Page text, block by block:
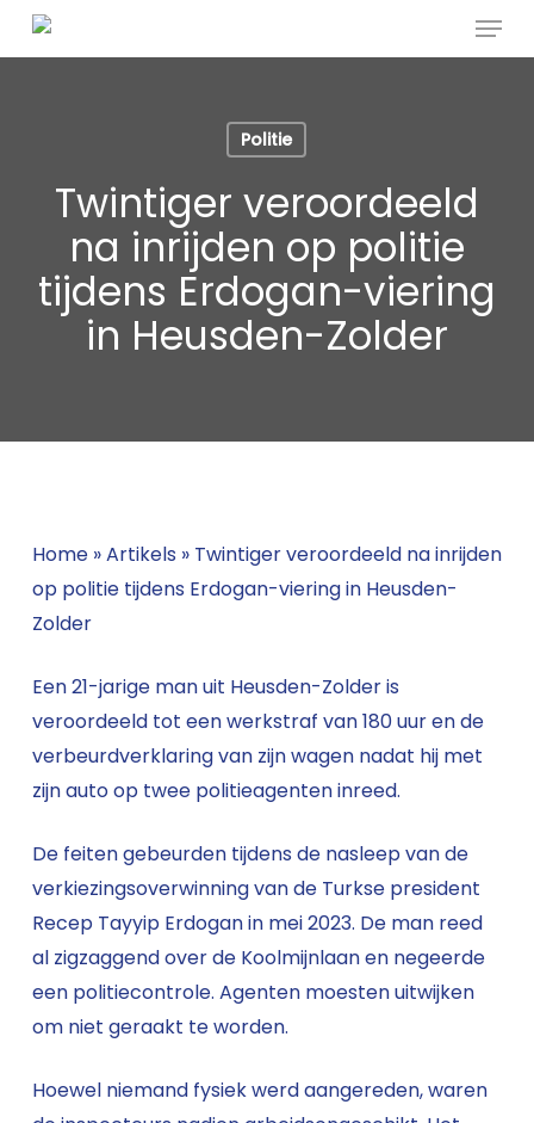
Skip
to
Menu
Politie
Twintiger veroordeeld
na inrijden op politie
tijdens Erdogan-viering
in Heusden-Zolder
Home»Artikels » Twintiger veroordeeld na inrijden
op politie tijdens Erdogan-viering in Heusden-
Zolder
Een 21-jarige man uit Heusden-Zolder is
veroordeeld tot een werkstraf van 180 uur en de
verbeurdverklaring van zijn wagen nadat hij met
zijn auto op twee politieagenten inreed.
De feiten gebeurden tijdens de nasleep van de
verkiezingsoverwinning van de Turkse president
Recep Tayyip Erdogan in mei 2023. De man reed
al zigzaggend over de Koolmijnlaan en negeerde
een politiecontrole. Agenten moesten uitwijken
om niet geraakt te worden.
Hoewel niemand fysiek werd aangereden, waren